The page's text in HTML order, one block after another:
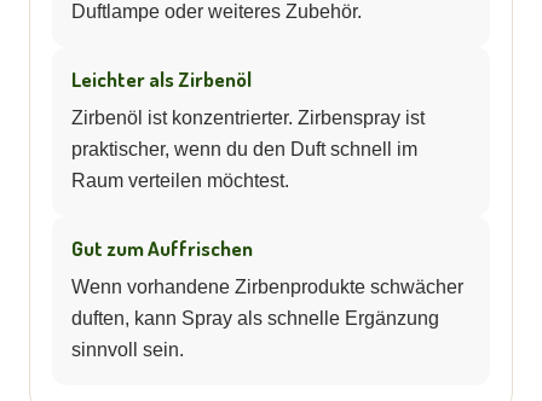
Duftlampe oder weiteres Zubehör.
Leichter als Zirbenöl
Zirbenöl ist konzentrierter. Zirbenspray ist
praktischer, wenn du den Duft schnell im
Raum verteilen möchtest.
Gut zum Auffrischen
Wenn vorhandene Zirbenprodukte schwächer
duften, kann Spray als schnelle Ergänzung
sinnvoll sein.